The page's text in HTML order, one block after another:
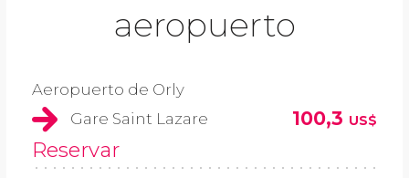
aeropuerto
Aeropuerto de Orly
Gare Saint Lazare
100,3 US$
Reservar